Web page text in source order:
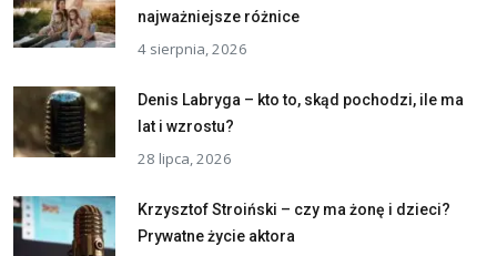
najważniejsze różnice
4 sierpnia, 2026
Denis Labryga – kto to, skąd pochodzi, ile ma
lat i wzrostu?
28 lipca, 2026
Krzysztof Stroiński – czy ma żonę i dzieci?
Prywatne życie aktora